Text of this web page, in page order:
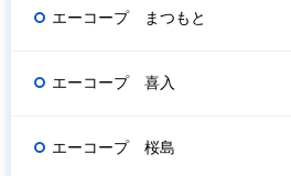
エーコープ まつもと
エーコープ 喜入
エーコープ 桜島